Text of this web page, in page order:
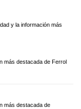
y la información más
más destacada de Ferrol
más destacada de